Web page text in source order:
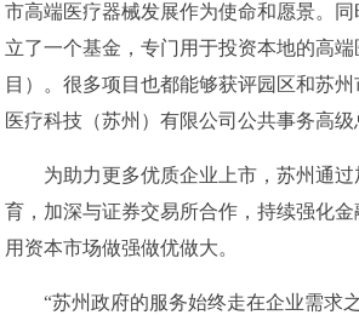
市高端医疗器械发展作为使命和愿景。
立了一个基金，专门用于投资本地的高
目）。很多项目也都能够获评园区和苏
医疗科技（苏州）有限公司公共事务高级
为助力更多优质企业上市，苏州通过
育，加深与证券交易所合作，持续强化金
用资本市场做强做优做大。
“苏州政府的服务始终走在企业需求